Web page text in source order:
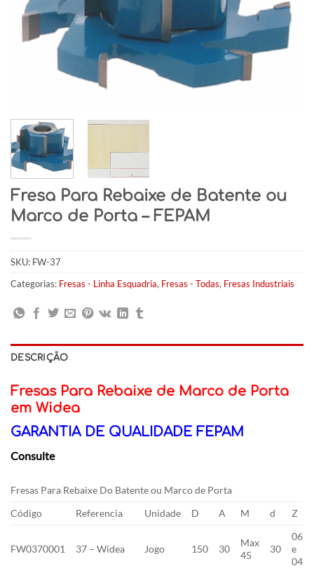
Fresa Para Rebaixe de Batente ou
Marco de Porta – FEPAM
SKU: FW-37
Categorias: Fresas - Linha Esquadria, Fresas - Todas, Fresas Industriais
DESCRIÇÃO
Fresas Para Rebaixe de Marco de Porta
em Widea
GARANTIA DE QUALIDADE FEPAM
Consulte
Fresas Para Rebaixe Do Batente ou Marco de Porta
Código
Referencia Unidade D A M d Z
FW0370001 37 – Wídea Jogo 150 30
Max
45
30
06
e
04